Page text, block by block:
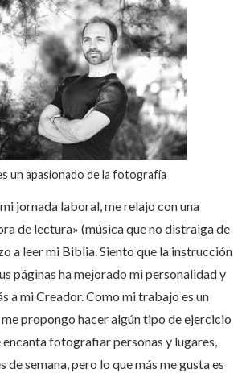
un apasionado de la fotografía
jornada laboral, me relajo con una
de lectura» (música que no distraiga de
a leer mi Biblia. Siento que la instrucción
páginas ha mejorado mi personalidad y
a mi Creador. Como mi trabajo es un
propongo hacer algún tipo de ejercicio
fotografiar personas y lugares,
semana, pero lo que más me gusta es